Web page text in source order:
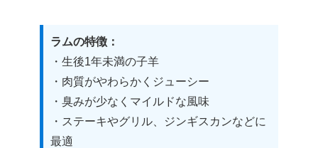
ラムの特徴：
・生後1年未満の子羊
・肉質がやわらかくジューシー
・臭みが少なくマイルドな風味
・ステーキやグリル、ジンギスカンなどに
最適